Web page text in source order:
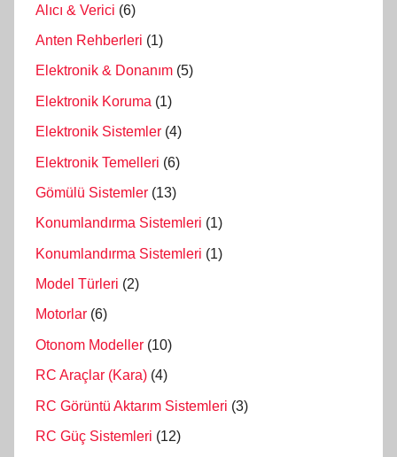
Alıcı & Verici (6)
Anten Rehberleri (1)
Elektronik & Donanım (5)
Elektronik Koruma (1)
Elektronik Sistemler (4)
Elektronik Temelleri (6)
Gömülü Sistemler (13)
Konumlandırma Sistemleri (1)
Konumlandırma Sistemleri (1)
Model Türleri (2)
Motorlar (6)
Otonom Modeller (10)
RC Araçlar (Kara) (4)
RC Görüntü Aktarım Sistemleri (3)
RC Güç Sistemleri (12)